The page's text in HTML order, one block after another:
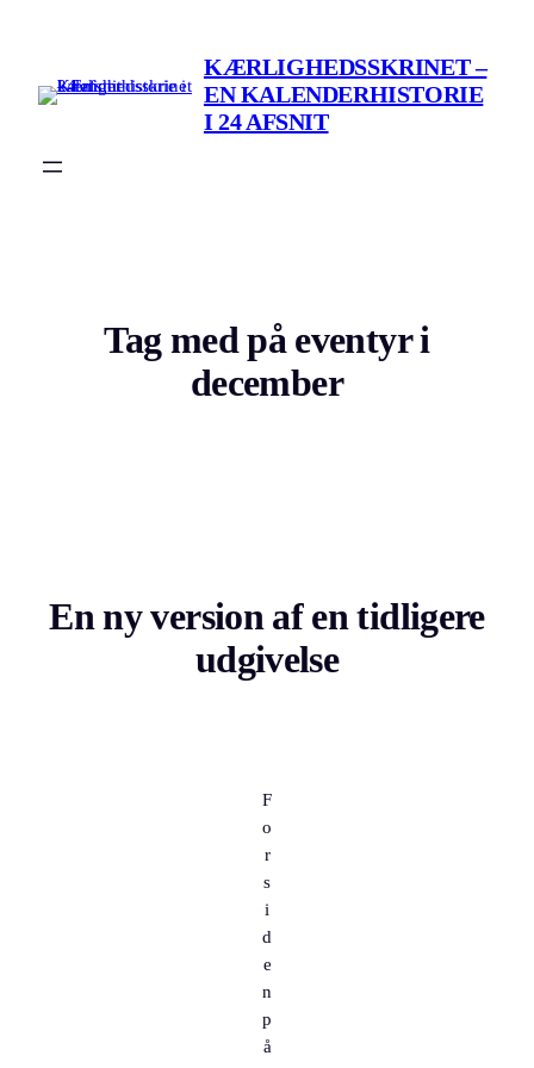
indhold
KÆRLIGHEDSSKRINET –
EN KALENDERHISTORIE
I 24 AFSNIT
Tag med på eventyr i
december
En ny version af en tidligere
udgivelse
F
o
r
s
i
d
e
n
p
å